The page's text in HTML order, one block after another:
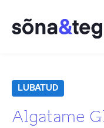
LUBATUD
Algatame